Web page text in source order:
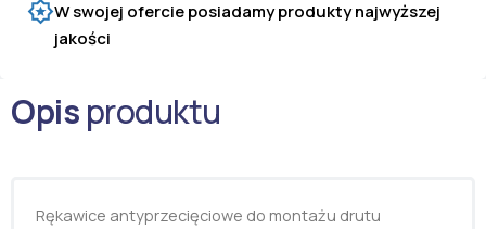
W swojej ofercie posiadamy produkty najwyższej
jakości
Opisproduktu
Rękawice antyprzecięciowe do montażu drutu